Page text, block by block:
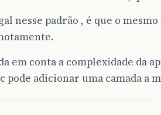
nesse padrão , é que o
em conta a complexidade da
pode adicionar uma camada a